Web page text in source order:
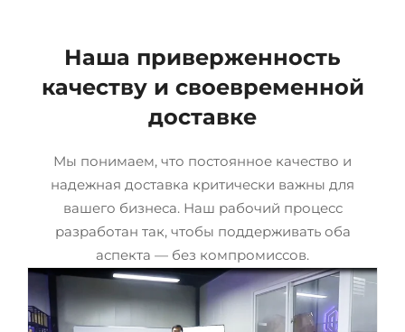
Наша приверженность
качеству и своевременной
доставке
Мы понимаем, что постоянное качество и
надежная доставка критически важны для
вашего бизнеса. Наш рабочий процесс
разработан так, чтобы поддерживать оба
аспекта — без компромиссов.